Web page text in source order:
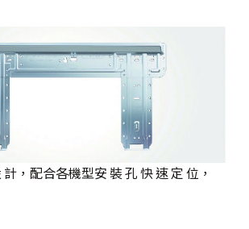
，配合各機型安 裝 孔 快 速 定 位，